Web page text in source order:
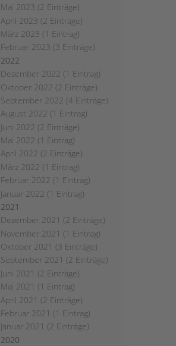
Mai 2023 (2 Einträge)
April 2023 (2 Einträge)
März 2023 (1 Eintrag)
Februar 2023 (3 Einträge)
2022
Dezember 2022 (1 Eintrag)
Oktober 2022 (2 Einträge)
September 2022 (4 Einträge)
August 2022 (1 Eintrag)
Juni 2022 (2 Einträge)
Mai 2022 (1 Eintrag)
April 2022 (2 Einträge)
März 2022 (1 Eintrag)
Februar 2022 (1 Eintrag)
Januar 2022 (1 Eintrag)
2021
Dezember 2021 (2 Einträge)
November 2021 (1 Eintrag)
Oktober 2021 (3 Einträge)
September 2021 (2 Einträge)
Juni 2021 (2 Einträge)
Mai 2021 (1 Eintrag)
April 2021 (2 Einträge)
Februar 2021 (1 Eintrag)
Januar 2021 (2 Einträge)
2020